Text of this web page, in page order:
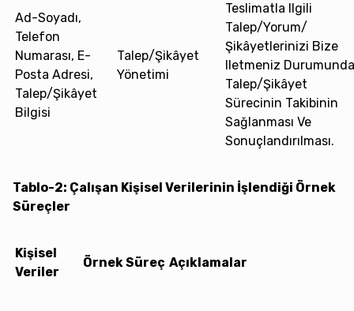
Ad-Soyadı,
Telefon
Numarası, E-
Posta Adresi,
Talep/şikâyet
Bilgisi
Talep/şikâyet
Yönetimi
Teslimatla Ilgili
Talep/yorum/
Şikâyetlerinizi Bize
Iletmeniz
Talep/şikâyet
Sürecinin Takibinin
Sağlanması Ve
Sonuçlandırılması.
Tablo-2: Çalışan Kişisel Verilerinin İşlendiği Örnek
Süreçler
Kişisel
Veriler
Örnek Süreç Açıklamalar